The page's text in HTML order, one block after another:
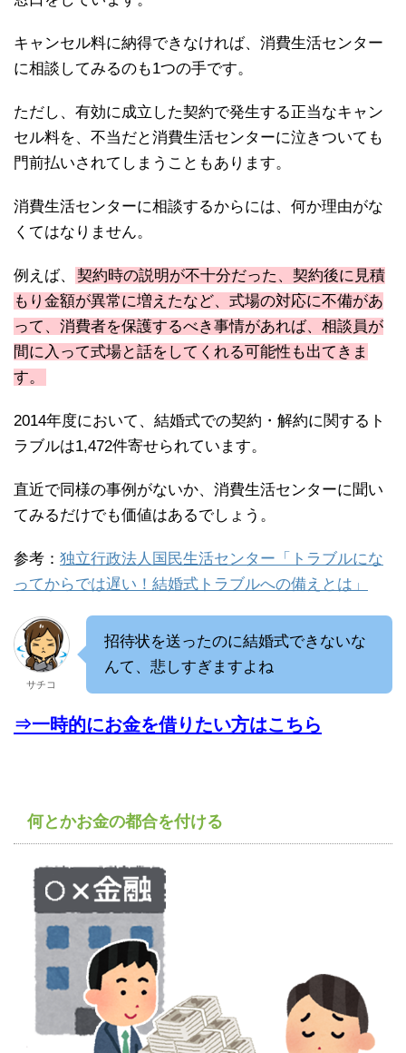
キャンセル料に納得できなければ、消費生活センター
に相談してみるのも1つの手です。
ただし、有効に成立した契約で発生する正当なキャン
セル料を、不当だと消費生活センターに泣きついても
門前払いされてしまうこともあります。
消費生活センターに相談するからには、何か理由がな
くてはなりません。
例えば、
契約時の説明が不十分だった、契約後に見積
もり金額が異常に増えたなど、式場の対応に不備があ
って、消費者を保護するべき事情があれば、相談員が
間に入って式場と話をしてくれる可能性も出てきま
す。
2014年度において、結婚式での契約・解約に関するト
ラブルは1,472件寄せられています。
直近で同様の事例がないか、消費生活センターに聞い
てみるだけでも価値はあるでしょう。
参考： 独立行政法人国民生活センター「トラブルにな
ってからでは遅い！結婚式トラブルへの備えとは」
サチコ
招待状を送ったのに結婚式できないな
んて、悲しすぎますよね
⇒一時的にお金を借りたい方はこちら
何とかお金の都合を付ける